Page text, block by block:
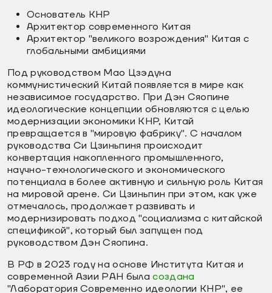
Основатель КНР
Архитектор современного Китая
Архитектор "великого возрождения" Китая с
глобальными амбициями
Под руководством Мао Цзэдуна
коммунистический Китай появляется в мире как
независимое государство. При Дэн Сяопине
идеологические концепции обновляются с целью
модернизации экономики КНР, Китай
превращается в "мировую фабрику". С началом
руководства Си Цзиньпиня происходит
конвертация накопленного промышленного,
научно-технологического и экономического
потенциала в более активную и сильную роль Китая
на мировой арене. Си Цзиньпин при этом, как уже
отмечалось, продолжает развивать и
модернизировать подход "социализма с китайской
спецификой", который был запущен под
руководством Дэн Сяопина.
В РФ в 2023 году на основе Института Китая и
современной Азии РАН быласоздана
"Лаборатория Современно идеологии КНР", ее